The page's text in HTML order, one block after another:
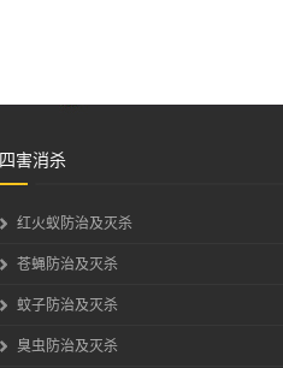
四害消杀
红火蚁防治及灭杀
苍蝇防治及灭杀
蚊子防治及灭杀
臭虫防治及灭杀